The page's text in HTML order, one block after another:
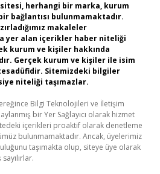
herhangi bir marka, kurum
bağlantısı bulunmamaktadır.
makaleler
yer alan içerikler haber niteliği
kurum ve kişiler hakkında
Gerçek kurum ve kişiler ile isim
Sitemizdeki bilgiler
niteliği taşımazlar.
Bilgi Teknolojileri ve İletişim
bir Yer Sağlayıcı olarak hizmet
içerikleri proaktif olarak denetleme
bulunmamaktadır. Ancak, üyelerimiz
taşımakta olup, siteye üye olarak